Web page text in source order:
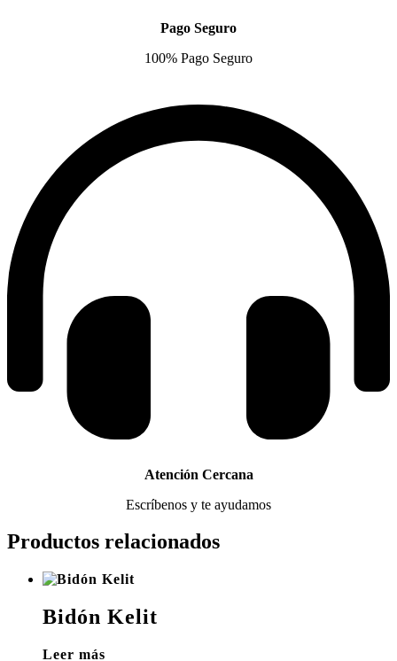
Pago Seguro
100% Pago Seguro
Atención Cercana
Escríbenos y te ayudamos
Productos relacionados
Bidón Kelit
Leer más